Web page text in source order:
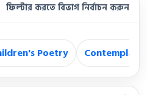
ফিল্টার করতে বিভাগ নির্বাচন করুন
Poetry